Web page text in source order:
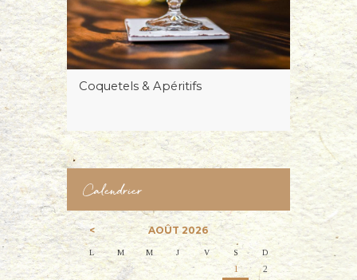
Coquetels & Apéritifs
Calendrier
AOÛT 2026
L M M J V S D
1
2